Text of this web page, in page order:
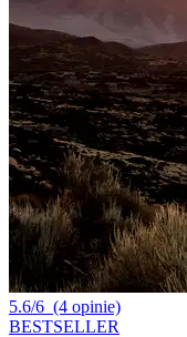
5.6/6 (4 opinie)
BESTSELLER